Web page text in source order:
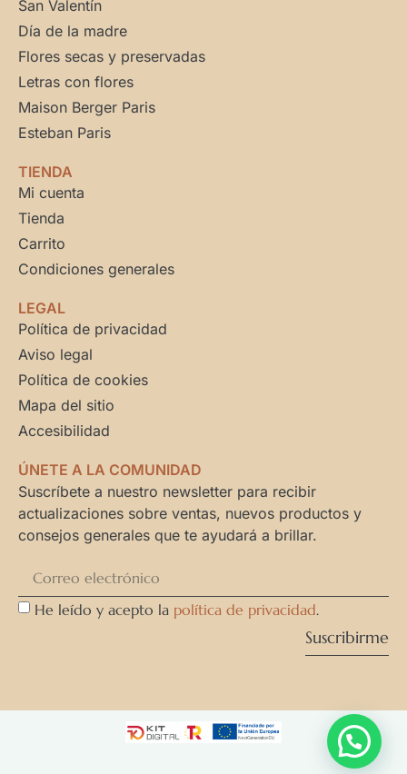
San Valentín
Día de la madre
Flores secas y preservadas
Letras con flores
Maison Berger Paris
Esteban Paris
TIENDA
Mi cuenta
Tienda
Carrito
Condiciones generales
LEGAL
Política de privacidad
Aviso legal
Política de cookies
Mapa del sitio
Accesibilidad
ÚNETE A LA COMUNIDAD
Suscríbete a nuestro newsletter para recibir
actualizaciones sobre ventas, nuevos productos y
consejos generales que te ayudará a brillar.
He leído y acepto la política de privacidad.
Suscribirme